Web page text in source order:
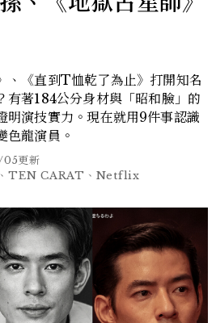
、《直到T恤乾了為止》打開知名
有著184公分身材與「昭和臉」的
明演技實力。現在就用9件事認識
色龍演員。
更新
TEN CARAT、Netflix